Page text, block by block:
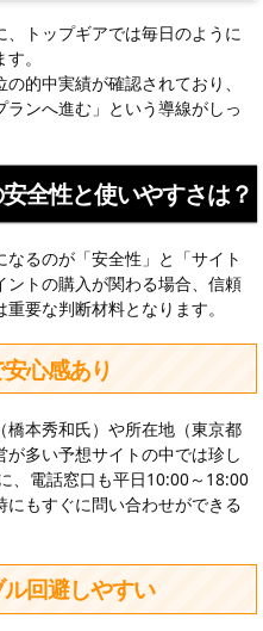
トップギアでは毎日のように
。
的中実績が確認されており、
ンへ進む」という導線がしっ
全性と使いやすさは？
るのが「安全性」と「サイト
トの購入が関わる場合、信頼
要な判断材料となります。
心感あり
橋本秀和氏）や所在地（東京都
多い予想サイトの中では珍し
、電話窓口も平日10:00～18:00
もすぐに問い合わせができる
回避しやすい